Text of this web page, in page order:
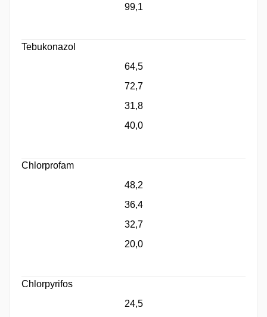
99,1
Tebukonazol
64,5
72,7
31,8
40,0
Chlorprofam
48,2
36,4
32,7
20,0
Chlorpyrifos
24,5